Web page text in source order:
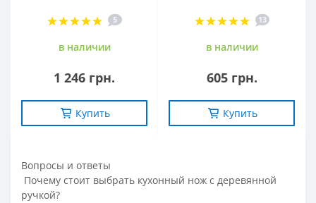
5
в наличии
1 246 грн.
Купить
13
в наличии
605 грн.
Купить
Вопросы и ответы
Почему стоит выбрать кухонный нож с деревянной
ручкой?